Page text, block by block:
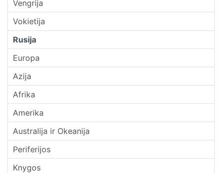
Vengrija
Vokietija
Rusija
Europa
Azija
Afrika
Amerika
Australija ir Okeanija
Periferijos
Knygos